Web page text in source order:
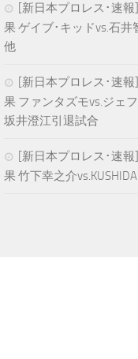
[新日本プロレス･速
果 ゲイブ･キッドvs.石井
他
[新日本プロレス･速
果 ファンタズモvs.ジェ
坂井澄江引退試合
[新日本プロレス･速
果 竹下幸之介